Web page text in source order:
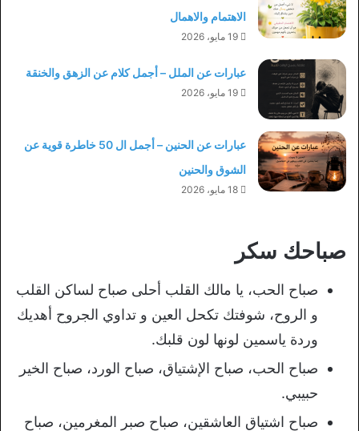
الاهتمام والاهمال
19 مايو، 2026
عبارات عن الملل – أجمل كلام عن الزهق والخنقة
19 مايو، 2026
عبارات عن الحنين – أجمل ال 50 خاطرة قوية عن
الشوق والحنين
18 مايو، 2026
صباحك سكر
صباح الحب، يا مالك القلب أحلى صباح لساكن القلب
و الروح، شوفتك تكحل العين و تداوي الجروح أهديك
وردة ياسمين لونها لون قلبك.
صباح الحب، صباح الإشتياق، صباح الورد، صباح الخير
حبيبي.
صباح اشتياق العاشقين، صباح صبر المغرمين، صباح